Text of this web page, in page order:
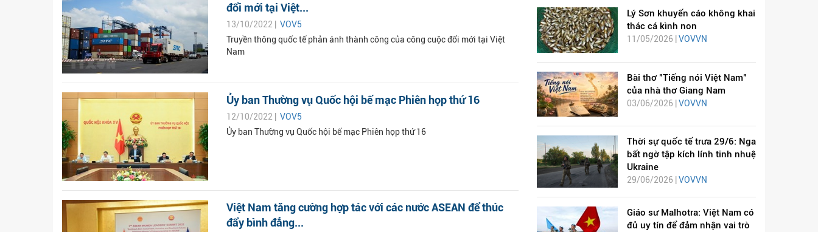
đổi mới tại Việt...
13/10/2022 | VOV5
Truyền thông quốc tế phản ánh thành công của công cuộc đổi mới tại Việt
Nam
Ủy ban Thường vụ Quốc hội bế mạc Phiên họp thứ 16
12/10/2022 | VOV5
Ủy ban Thường vụ Quốc hội bế mạc Phiên họp thứ 16
Việt Nam tăng cường hợp tác với các nước ASEAN để thúc
đẩy bình đẳng...
Lý Sơn khuyến cáo không khai
thác cá kình non
11/05/2026 | VOVVN
Bài thơ "Tiếng nói Việt Nam"
của nhà thơ Giang Nam
03/06/2026 |VOVVN
Thời sự quốc tế trưa 29/6: Nga
bất ngờ tập kích lính tinh nhuệ
Ukraine
29/06/2026 | VOVVN
Giáo sư Malhotra: Việt Nam có
đủ uy tín để đảm nhận vai trò